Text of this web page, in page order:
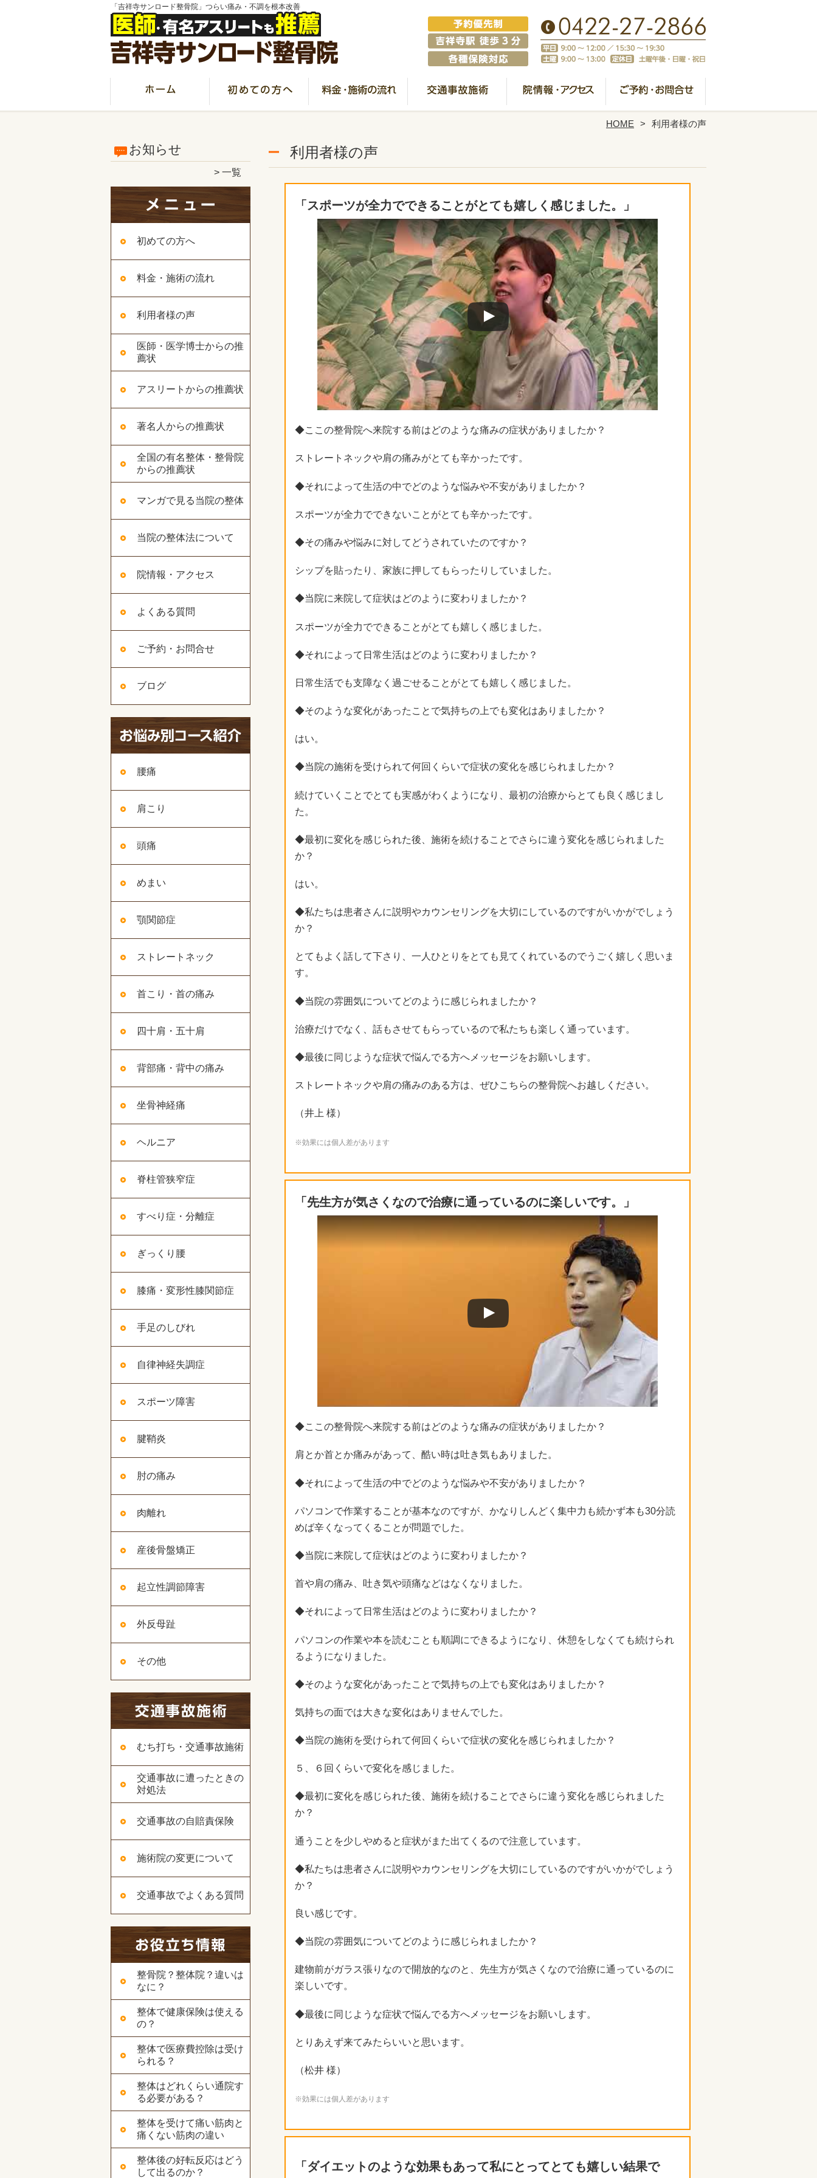
「吉祥寺サンロード整骨院」つらい痛み・不調を根本改善
HOME 利用者様の声
お知らせ
一覧
初めての方へ
料金・施術の流れ
利用者様の声
医師・医学博士からの推
薦状
アスリートからの推薦状
著名人からの推薦状
全国の有名整体・整骨院
からの推薦状
マンガで見る当院の整体
当院の整体法について
院情報・アクセス
よくある質問
ご予約・お問合せ
ブログ
腰痛
肩こり
頭痛
めまい
顎関節症
ストレートネック
首こり・首の痛み
四十肩・五十肩
背部痛・背中の痛み
坐骨神経痛
ヘルニア
脊柱管狭窄症
すべり症・分離症
ぎっくり腰
膝痛・変形性膝関節症
手足のしびれ
自律神経失調症
スポーツ障害
腱鞘炎
肘の痛み
肉離れ
産後骨盤矯正
起立性調節障害
外反母趾
その他
むち打ち・交通事故施術
交通事故に遭ったときの
対処法
交通事故の自賠責保険
施術院の変更について
交通事故でよくある質問
整骨院？整体院？違いは
なに？
整体で健康保険は使える
の？
整体で医療費控除は受け
られる？
整体はどれくらい通院す
る必要がある？
整体を受けて痛い筋肉と
痛くない筋肉の違い
整体後の好転反応はどう
して出るのか？
利用者様の声
「スポーツが全力でできることがとても嬉しく感じました。」
Watch this video on YouTube
◆ここの整骨院へ来院する前はどのような痛みの症状がありましたか？
ストレートネックや肩の痛みがとても辛かったです。
◆それによって生活の中でどのような悩みや不安がありましたか？
スポーツが全力でできないことがとても辛かったです。
◆その痛みや悩みに対してどうされていたのですか？
シップを貼ったり、家族に押してもらったりしていました。
◆当院に来院して症状はどのように変わりましたか？
スポーツが全力でできることがとても嬉しく感じました。
◆それによって日常生活はどのように変わりましたか？
日常生活でも支障なく過ごせることがとても嬉しく感じました。
◆そのような変化があったことで気持ちの上でも変化はありましたか？
はい。
◆当院の施術を受けられて何回くらいで症状の変化を感じられましたか？
続けていくことでとても実感がわくようになり、最初の治療からとても良く感じまし
た。
◆最初に変化を感じられた後、施術を続けることでさらに違う変化を感じられました
か？
はい。
◆私たちは患者さんに説明やカウンセリングを大切にしているのですがいかがでしょう
か？
とてもよく話して下さり、一人ひとりをとても見てくれているのでうごく嬉しく思いま
す。
◆当院の雰囲気についてどのように感じられましたか？
治療だけでなく、話もさせてもらっているので私たちも楽しく通っています。
◆最後に同じような症状で悩んでる方へメッセージをお願いします。
ストレートネックや肩の痛みのある方は、ぜひこちらの整骨院へお越しください。
（井上 様）
※効果には個人差があります
「先生方が気さくなので治療に通っているのに楽しいです。」
Watch this video on YouTube
◆ここの整骨院へ来院する前はどのような痛みの症状がありましたか？
肩とか首とか痛みがあって、酷い時は吐き気もありました。
◆それによって生活の中でどのような悩みや不安がありましたか？
パソコンで作業することが基本なのですが、かなりしんどく集中力も続かず本も30分読
めば辛くなってくることが問題でした。
◆当院に来院して症状はどのように変わりましたか？
首や肩の痛み、吐き気や頭痛などはなくなりました。
◆それによって日常生活はどのように変わりましたか？
パソコンの作業や本を読むことも順調にできるようになり、休憩をしなくても続けられ
るようになりました。
◆そのような変化があったことで気持ちの上でも変化はありましたか？
気持ちの面では大きな変化はありませんでした。
◆当院の施術を受けられて何回くらいで症状の変化を感じられましたか？
５、６回くらいで変化を感じました。
◆最初に変化を感じられた後、施術を続けることでさらに違う変化を感じられました
か？
通うことを少しやめると症状がまた出てくるので注意しています。
◆私たちは患者さんに説明やカウンセリングを大切にしているのですがいかがでしょう
か？
良い感じです。
◆当院の雰囲気についてどのように感じられましたか？
建物前がガラス張りなので開放的なのと、先生方が気さくなので治療に通っているのに
楽しいです。
◆最後に同じような症状で悩んでる方へメッセージをお願いします。
とりあえず来てみたらいいと思います。
（松井 様）
※効果には個人差があります
「ダイエットのような効果もあって私にとってとても嬉しい結果で